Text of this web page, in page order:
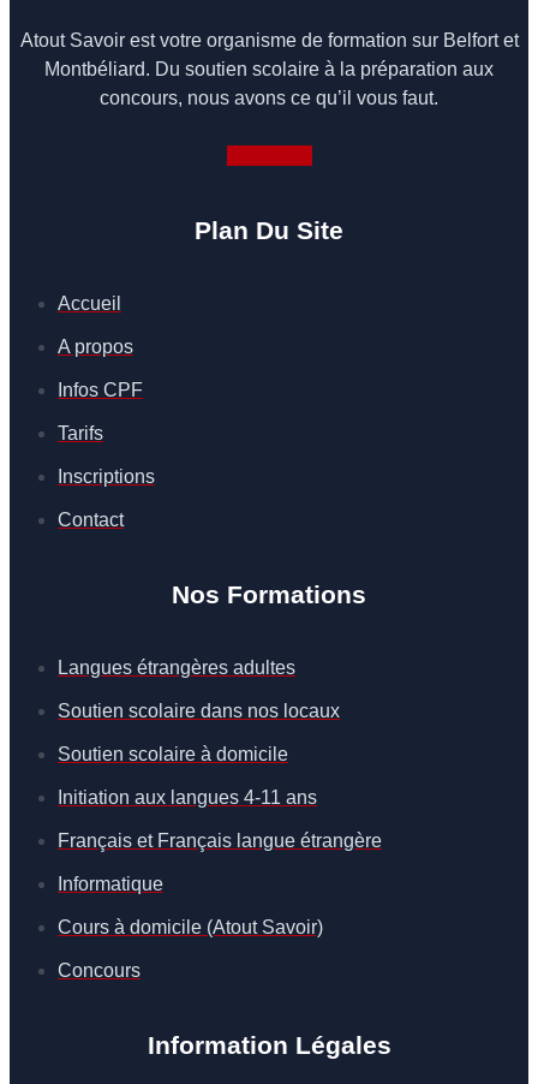
Atout Savoir est votre organisme de formation sur Belfort et
Montbéliard. Du soutien scolaire à la préparation aux
concours, nous avons ce qu’il vous faut.
Plan Du Site
Accueil
A propos
Infos CPF
Tarifs
Inscriptions
Contact
Nos Formations
Langues étrangères adultes
Soutien scolaire dans nos locaux
Soutien scolaire à domicile
Initiation aux langues 4-11 ans
Français et Français langue étrangère
Informatique
Cours à domicile (Atout Savoir)
Concours
Information Légales